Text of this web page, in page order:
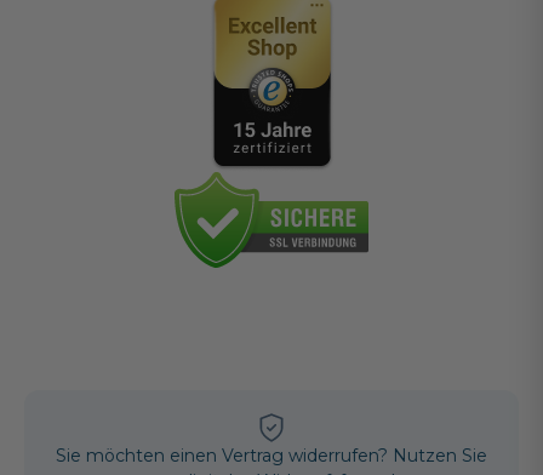
Sie möchten einen Vertrag widerrufen? Nutzen Sie